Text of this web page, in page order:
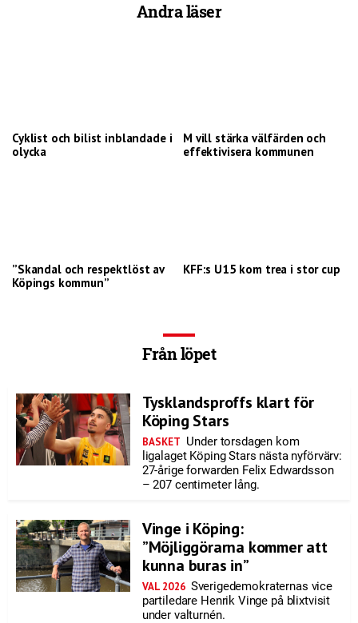
Andra läser
Cyklist och bilist inblandade i
olycka
M vill stärka välfärden och
effektivisera kommunen
”Skandal och respektlöst av
Köpings kommun”
KFF:s U15 kom trea i stor cup
Från löpet
Tysklandsproffs klart för
Köping Stars
BASKET Under torsdagen kom
ligalaget Köping Stars nästa nyförvärv:
27-årige forwarden Felix Edwardsson
– 207 centimeter lång.
Vinge i Köping:
”Möjliggörarna kommer att
kunna buras in”
VAL 2026 Sverigedemokraternas vice
partiledare Henrik Vinge på blixtvisit
under valturnén.